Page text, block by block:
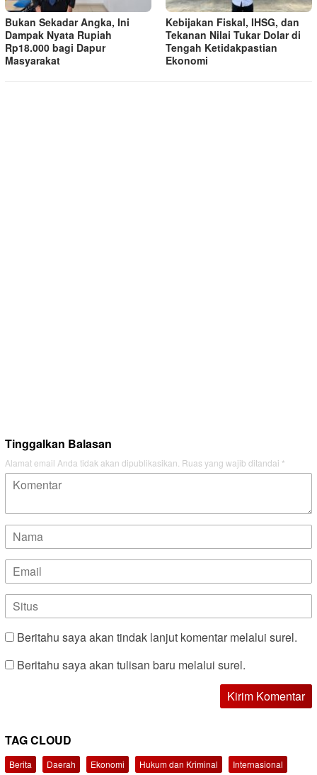
Bukan Sekadar Angka, Ini
Dampak Nyata Rupiah
Rp18.000 bagi Dapur
Masyarakat
Kebijakan Fiskal, IHSG, dan
Tekanan Nilai Tukar Dolar di
Tengah Ketidakpastian
Ekonomi
Tinggalkan Balasan
Alamat email Anda tidak akan dipublikasikan. Ruas yang wajib ditandai *
Beritahu saya akan tindak lanjut komentar melalui surel.
Beritahu saya akan tulisan baru melalui surel.
TAG CLOUD
Berita Daerah Ekonomi Hukum dan Kriminal Internasional